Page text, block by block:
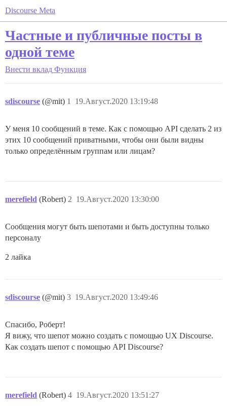
Discourse Meta
Частные и публичные посты в
одной теме
Внести вклад Функция
sdiscourse (@mit) 19.Август.2020 13:19:48
1
У меня 10 сообщений в теме. Как с помощью API сделать 2 из
этих 10 сообщений приватными, чтобы они были видны
только определённым группам или лицам?
merefield (Robert) 19.Август.2020 13:30:00
2
Сообщения могут быть шепотами и быть доступны только
персоналу
2 лайка
sdiscourse (@mit) 19.Август.2020 13:49:46
3
Спасибо, Роберт!
Я вижу, что шепот можно создать с помощью UX Discourse.
Как создать шепот с помощью API Discourse?
merefield (Robert) 19.Август.2020 13:51:27
4